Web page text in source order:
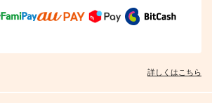
詳しくはこちら